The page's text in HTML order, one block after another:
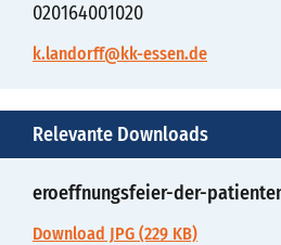
020164001020
k.landorff@kk-essen.de
Relevante Downloads
eroeffnungsfeier-der-
Download JPG (229 KB)